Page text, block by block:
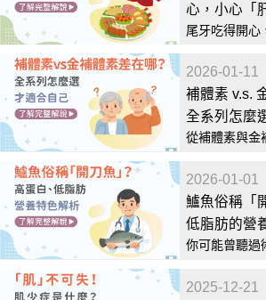
心，小心「
尾牙吃得開心
2026-01-11
補體素 v.s.
全系列怎麼
從補體素與金
2026-01-01
鱸魚俗稱「
低脂肪的營
你可能曾聽過
2025-12-21